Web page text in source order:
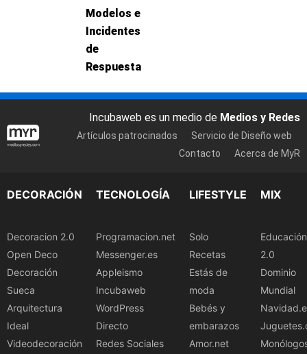
Modelos e
Incidentes
de
Respuesta
Incubaweb es un medio de Medios y Redes
Artículos patrocinados
Servicio de Diseño web
Contacto
Acerca de MyR
DECORACIÓN
Decoracion 2.0
Open Deco
Decoración
Sueca
Arquitectura
Ideal
Videodecoración
TECNOLOGÍA
Programacion.net
Messenger.es
Appleismo
Incubaweb
WordPress
Directo
Redes Sociales
LIFESTYLE
Solo
Recetas
Estás de
moda
Bebés y
embarazos
Amor.net
MIX
Educación
2.0
Dominio
Mundial